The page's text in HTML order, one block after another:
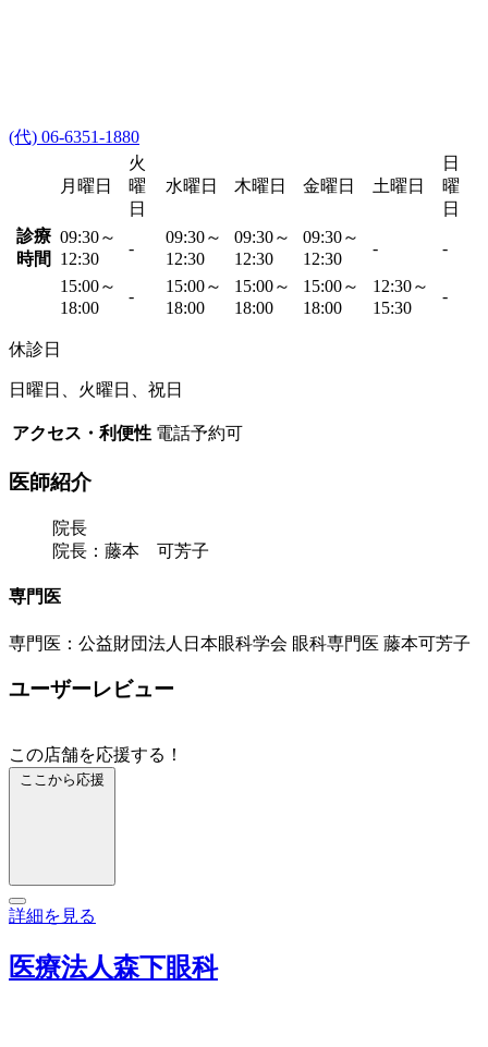
(代) 06-6351-1880
月曜日
火
曜
日
水曜日 木曜日 金曜日 土曜日
日
曜
日
診療
時間
09:30～
12:30
-
09:30～
12:30
09:30～
12:30
09:30～
12:30
- -
15:00～
18:00
-
15:00～
18:00
15:00～
18:00
15:00～
18:00
12:30～
15:30
-
休診日
日曜日、火曜日、祝日
アクセス・利便性 電話予約可
医師紹介
院長
院長：藤本 可芳子
専門医
専門医：公益財団法人日本眼科学会 眼科専門医 藤本可芳子
ユーザーレビュー
この店舗を応援する！
ここから応援
詳細を見る
医療法人森下眼科